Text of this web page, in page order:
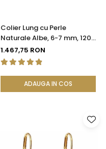
Colier Lung cu Perle
Naturale Albe, 6-7 mm, 120
cm, Închizătoare Argint 925
| KASKADDA®
1.467,75 RON
ADAUGA IN COS